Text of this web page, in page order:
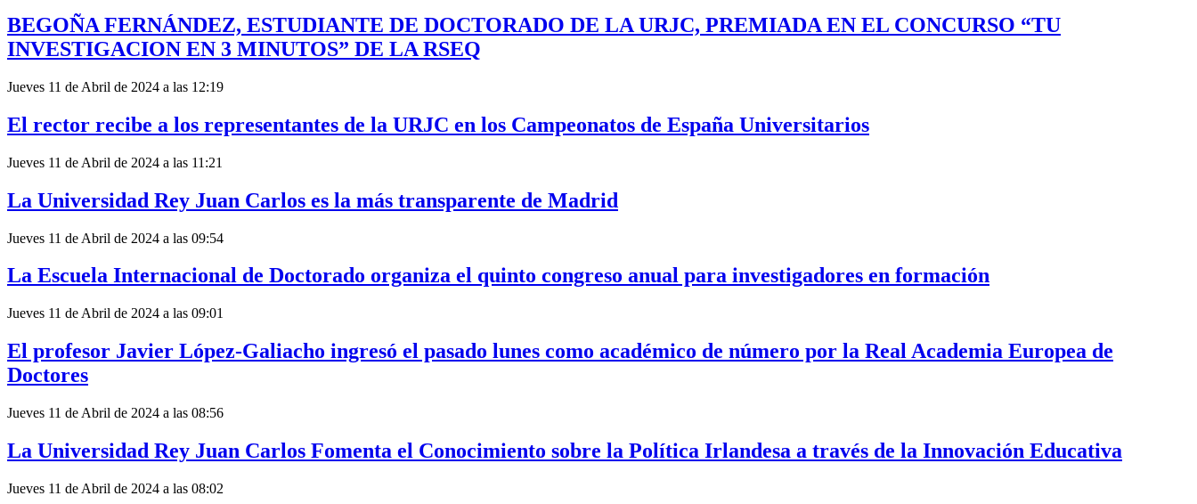
BEGOÑA FERNÁNDEZ, ESTUDIANTE DE DOCTORADO DE LA URJC, PREMIADA EN EL CONCURSO “TU
INVESTIGACION EN 3 MINUTOS” DE LA RSEQ
Jueves 11 de Abril de 2024 a las 12:19
El rector recibe a los representantes de la URJC en los Campeonatos de España Universitarios
Jueves 11 de Abril de 2024 a las 11:21
La Universidad Rey Juan Carlos es la más transparente de Madrid
Jueves 11 de Abril de 2024 a las 09:54
La Escuela Internacional de Doctorado organiza el quinto congreso anual para investigadores en formación
Jueves 11 de Abril de 2024 a las 09:01
El profesor Javier López-Galiacho ingresó el pasado lunes como académico de número por la Real Academia Europea de
Doctores
Jueves 11 de Abril de 2024 a las 08:56
La Universidad Rey Juan Carlos Fomenta el Conocimiento sobre la Política Irlandesa a través de la Innovación Educativa
Jueves 11 de Abril de 2024 a las 08:02